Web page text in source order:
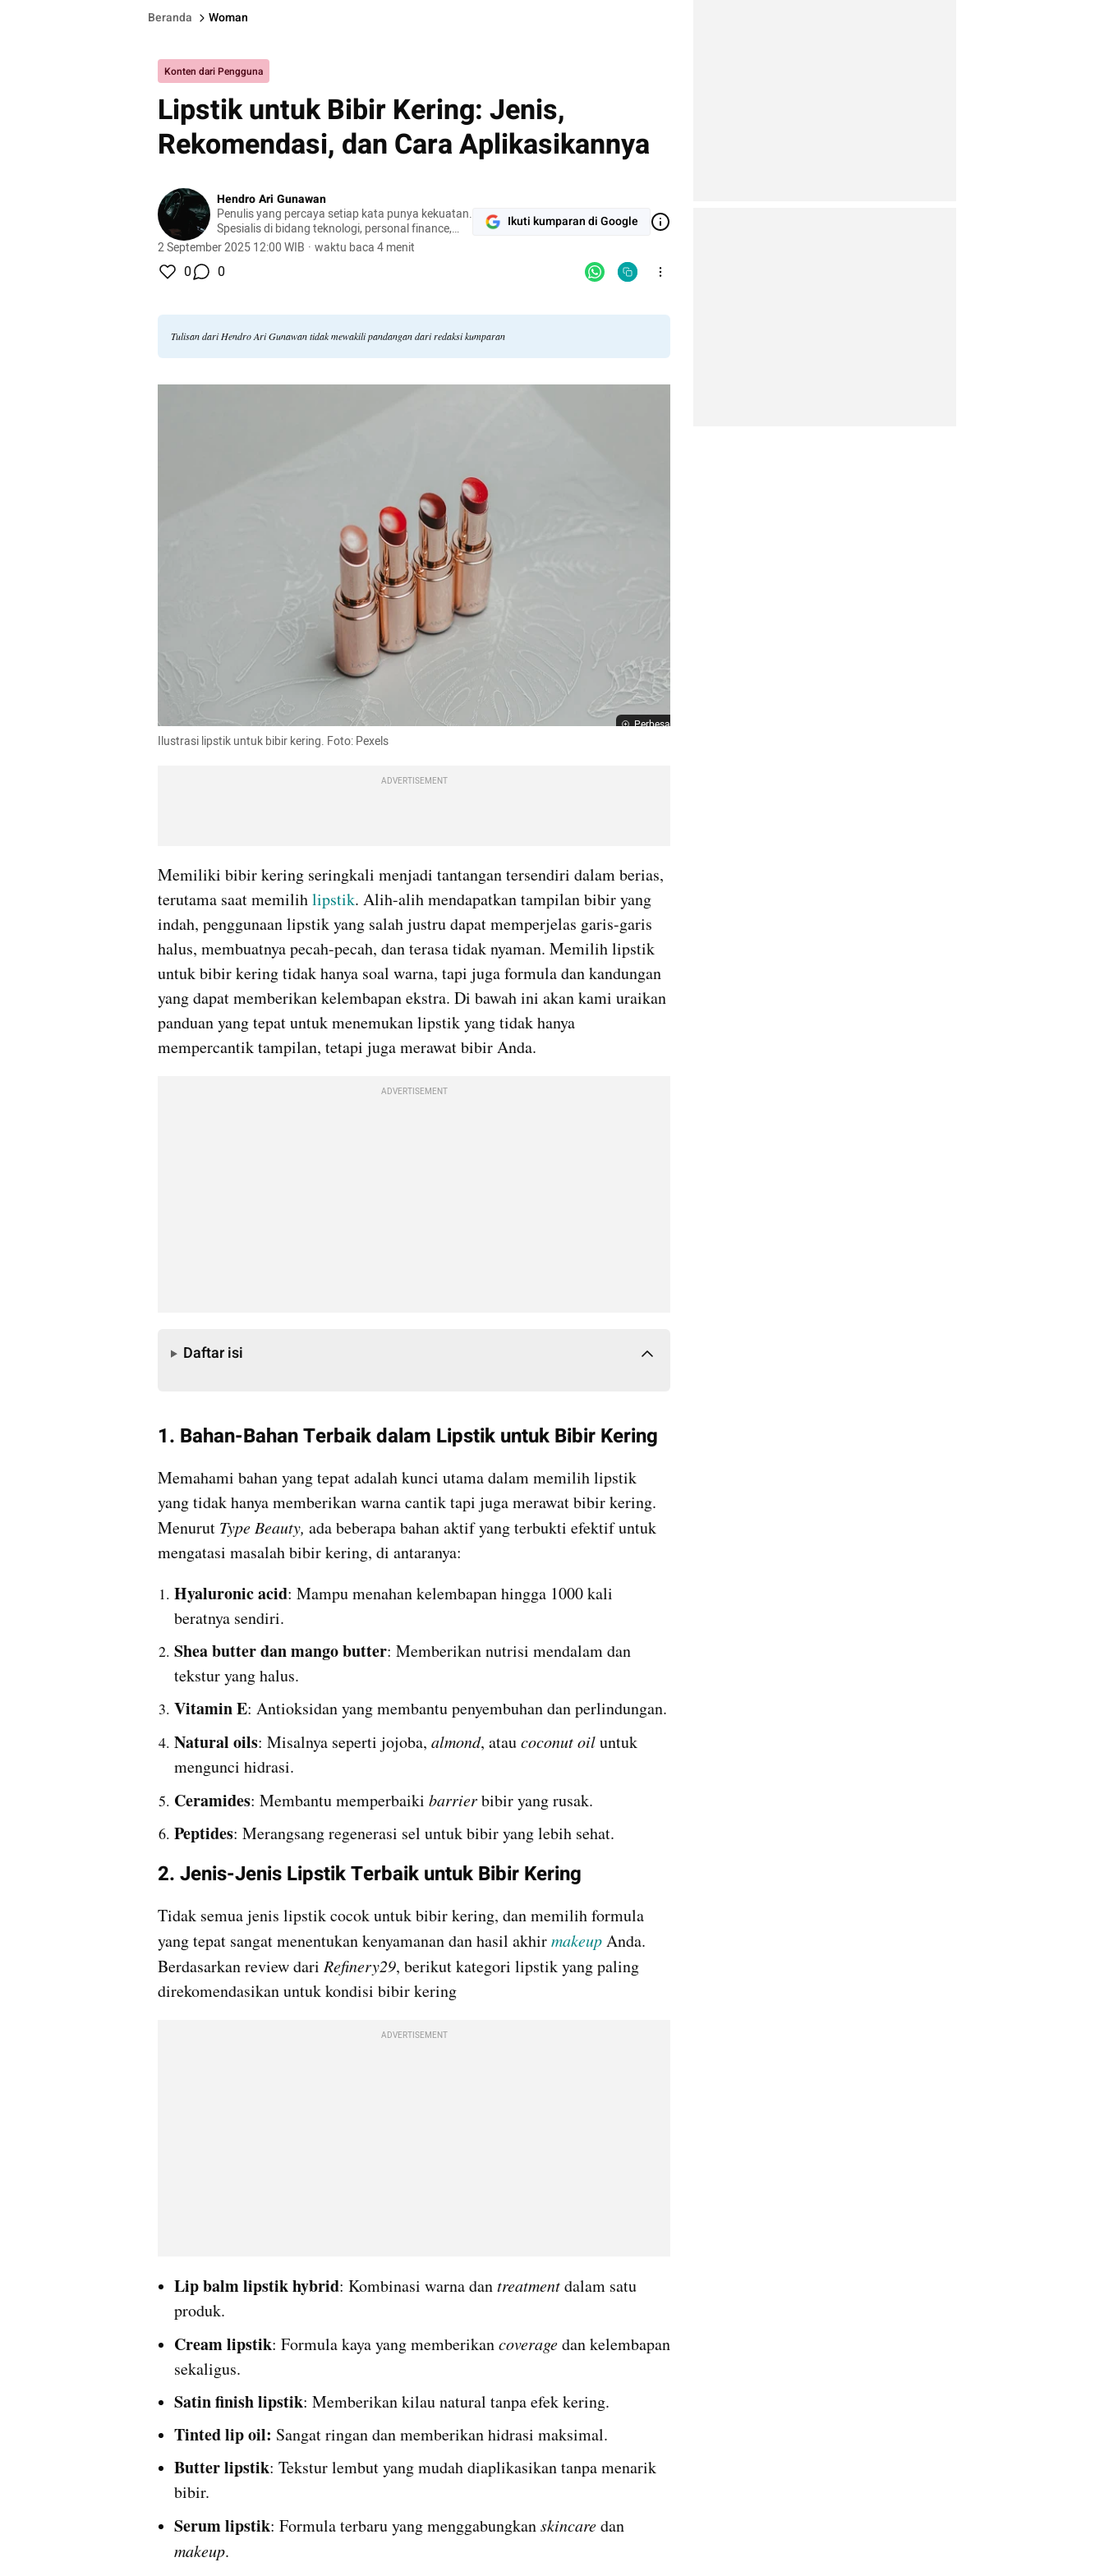
Beranda Woman
Konten dari Pengguna
Lipstik untuk Bibir Kering: Jenis,
Rekomendasi, dan Cara Aplikasikannya
Hendro Ari Gunawan
Penulis yang percaya setiap kata punya kekuatan.
Spesialis di bidang teknologi, personal finance,
dan otomotif.
2 September 2025 12:00 WIB · waktu baca 4 menit
Ikuti kumparan di Google
0 0
Tulisan dari Hendro Ari Gunawan tidak mewakili pandangan dari redaksi kumparan
Perbesar
Ilustrasi lipstik untuk bibir kering. Foto: Pexels
ADVERTISEMENT
Memiliki bibir kering seringkali menjadi tantangan tersendiri dalam berias,
terutama saat memilih lipstik. Alih-alih mendapatkan tampilan bibir yang
indah, penggunaan lipstik yang salah justru dapat memperjelas garis-garis
halus, membuatnya pecah-pecah, dan terasa tidak nyaman. Memilih lipstik
untuk bibir kering tidak hanya soal warna, tapi juga formula dan kandungan
yang dapat memberikan kelembapan ekstra. Di bawah ini akan kami uraikan
panduan yang tepat untuk menemukan lipstik yang tidak hanya
mempercantik tampilan, tetapi juga merawat bibir Anda.
ADVERTISEMENT
Daftar isi
1. Bahan-Bahan Terbaik dalam Lipstik untuk Bibir Kering
Memahami bahan yang tepat adalah kunci utama dalam memilih lipstik
yang tidak hanya memberikan warna cantik tapi juga merawat bibir kering.
Menurut Type Beauty, ada beberapa bahan aktif yang terbukti efektif untuk
mengatasi masalah bibir kering, di antaranya:
Hyaluronic acid: Mampu menahan kelembapan hingga 1000 kali
beratnya sendiri.
Shea butter dan mango butter: Memberikan nutrisi mendalam dan
tekstur yang halus.
Vitamin E: Antioksidan yang membantu penyembuhan dan perlindungan.
Natural oils: Misalnya seperti jojoba, almond, atau coconut oil untuk
mengunci hidrasi.
Ceramides: Membantu memperbaiki barrier bibir yang rusak.
Peptides: Merangsang regenerasi sel untuk bibir yang lebih sehat.
2. Jenis-Jenis Lipstik Terbaik untuk Bibir Kering
Tidak semua jenis lipstik cocok untuk bibir kering, dan memilih formula
yang tepat sangat menentukan kenyamanan dan hasil akhir makeup Anda.
Berdasarkan review dari Refinery29, berikut kategori lipstik yang paling
direkomendasikan untuk kondisi bibir kering
ADVERTISEMENT
Lip balm lipstik hybrid: Kombinasi warna dan treatment dalam satu
produk.
Cream lipstik: Formula kaya yang memberikan coverage dan kelembapan
sekaligus.
Satin finish lipstik: Memberikan kilau natural tanpa efek kering.
Tinted lip oil: Sangat ringan dan memberikan hidrasi maksimal.
Butter lipstik: Tekstur lembut yang mudah diaplikasikan tanpa menarik
bibir.
Serum lipstik: Formula terbaru yang menggabungkan skincare
makeup.